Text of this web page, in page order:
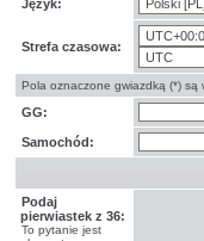
Język:
Strefa czasowa:
Pola oznaczone gwiazdką (*) są
GG:
Samochód:
Podaj
pierwiastek z 36:
To pytanie jest